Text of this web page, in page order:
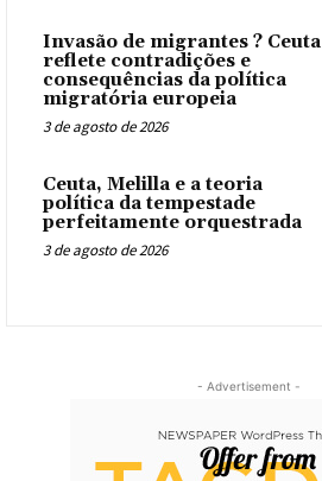
Invasão de migrantes ? Ceuta
reflete contradições e
consequências da política
migratória europeia
3 de agosto de 2026
Ceuta, Melilla e a teoria
política da tempestade
perfeitamente orquestrada
3 de agosto de 2026
- Advertisement -